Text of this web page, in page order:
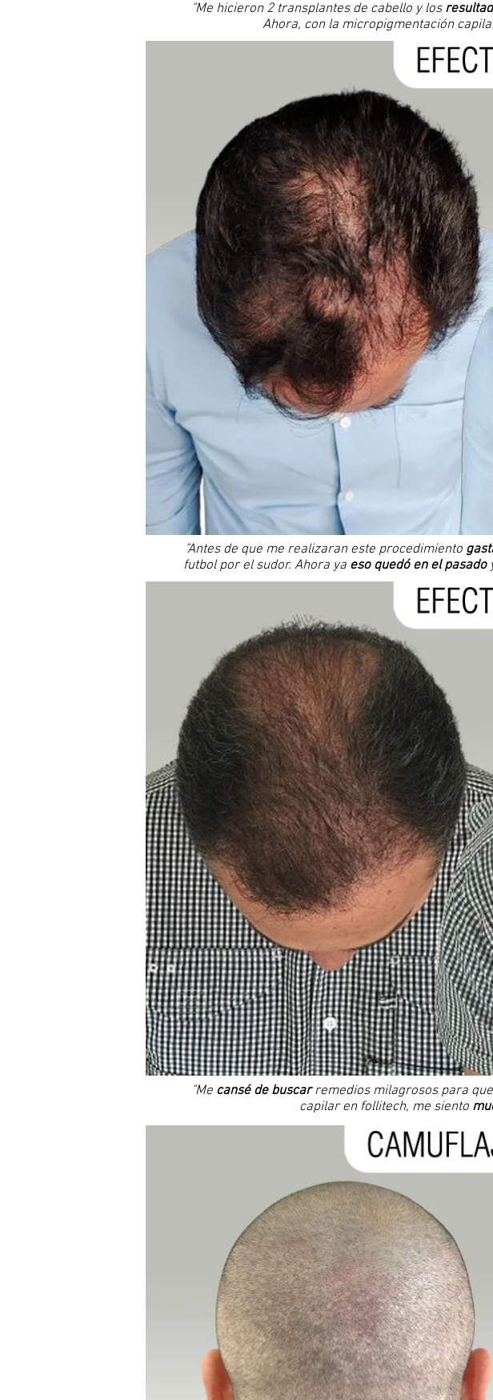
"Me hicieron 2 transplantes de cabello y los
Ahora, con la micropigmentación
"Antes de que me realizaran este procedimiento
futbol por el sudor. Ahora ya eso quedó en el pasado
"Me cansé de buscarremedios milagrosos para
capilar en follitech, me siento